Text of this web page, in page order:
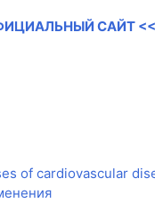
САЙТ
of cardiovascular